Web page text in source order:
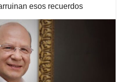
esos recuerdos